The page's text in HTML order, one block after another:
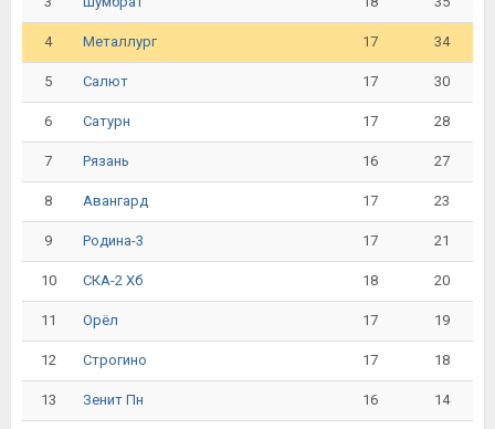
4 Металлург 17 34
5 Салют 17 30
6 Сатурн 17 28
7 Рязань 16 27
8 Авангард 17 23
9 Родина-3 17 21
10 СКА-2 Хб 18 20
11 Орёл 17 19
12 Строгино 17 18
13 Зенит Пн 16 14